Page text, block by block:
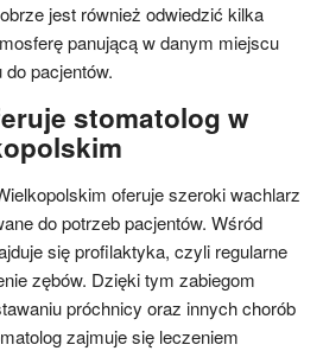
jest również odwiedzić kilka
panującą w danym miejscu
pacjentów.
stomatolog w
oferuje szeroki wachlarz
do potrzeb pacjentów. Wśród
się profilaktyka, czyli regularne
zębów. Dzięki tym zabiegom
próchnicy oraz innych chorób
zajmuje się leczeniem